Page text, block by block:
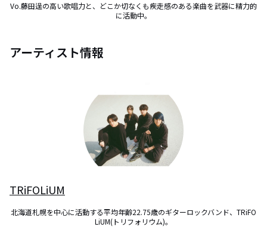
Vo.藤田逞の高い歌唱力と、どこか切なくも疾走感のある楽曲を武器に精力的
に活動中。
アーティスト情報
TRiFOLiUM
北海道札幌を中心に活動する平均年齢22.75歳のギターロックバンド、TRiFO
LiUM(トリフォリウム)。